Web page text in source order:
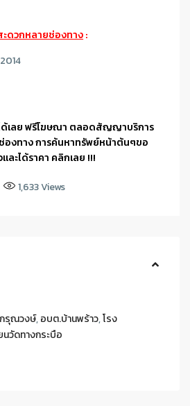
ะดวกหลายช่องทาง:
ด้เลย ฟรีโฆษณา ตลอดสัญญาบริการ
งทาง การค้นหาทรัพย์หน้าต้นๆขอ
ละได้ราคา คลิกเลย !!!
1,633Views
รุณวงษ์,อบต.บ้านพร้าว,โรง
นวัดทางกระบือ